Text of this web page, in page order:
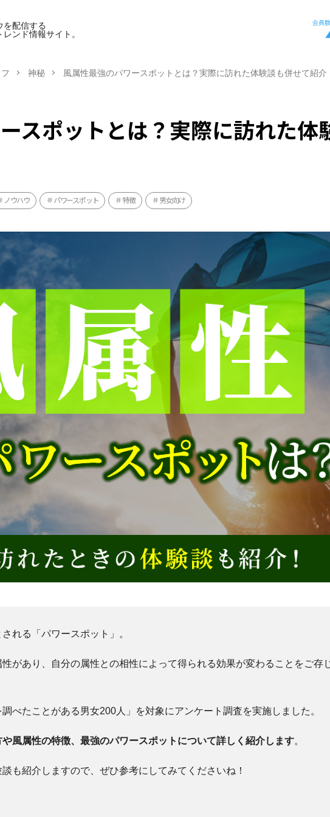
を配信する
ンド情報サイト。
神秘 風属性最強のパワースポットとは？実際に訪れた体験談も併せて紹介
スポットとは？実際に訪れた体
ノウハウ パワースポット 特徴 男女向け
れる「パワースポット」。
があり、自分の属性との相性によって得られる効果が変わることをご存
べたことがある男女200人」を対象にアンケート調査を実施しました。
や風属性の特徴、最強のパワースポットについて詳しく紹介します。
も紹介しますので、ぜひ参考にしてみてくださいね！